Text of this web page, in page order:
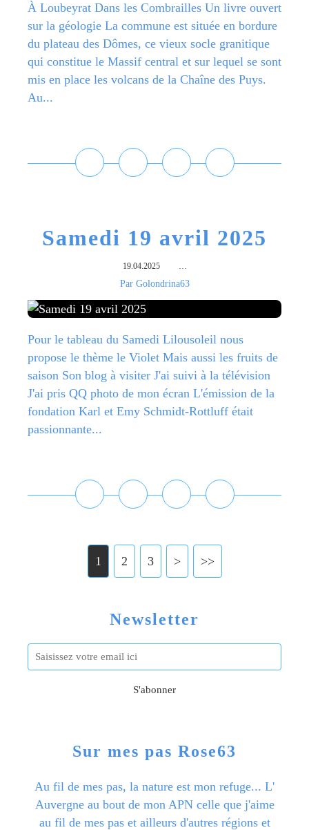
À Loubeyrat Dans les Combrailles Un livre ouvert
sur la géologie La commune est située en bordure
du plateau des Dômes, ce vieux socle granitique
qui constitue le Massif central et sur lequel se sont
mis en place les volcans de la Chaîne des Puys.
Au...
Samedi 19 avril 2025
19.04.2025 …
Par Golondrina63
Pour le tableau du Samedi Lilousoleil nous
propose le thème le Violet Mais aussi les fruits de
saison Son blog à visiter J'ai suivi à la télévision
J'ai pris QQ photo de mon écran L'émission de la
fondation Karl et Emy Schmidt-Rottluff était
passionnante...
1 2 3 > >>
Newsletter
Sur mes pas Rose63
Au fil de mes pas, la nature est mon refuge... L'
Auvergne au bout de mon APN celle que j'aime
au fil de mes pas et ailleurs d'autres régions et